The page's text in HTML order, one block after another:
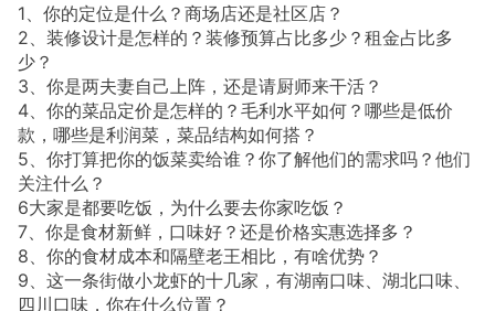
1、你的定位是什么？商场店还是社区店？
2、装修设计是怎样的？装修预算占比多少？租金占比多
少？
3、你是两夫妻自己上阵，还是请厨师来干活？
4、你的菜品定价是怎样的？毛利水平如何？哪些是低价
款，哪些是利润菜，菜品结构如何搭？
5、你打算把你的饭菜卖给谁？你了解他们的需求吗？他们
关注什么？
6大家是都要吃饭，为什么要去你家吃饭？
7、你是食材新鲜，口味好？还是价格实惠选择多？
8、你的食材成本和隔壁老王相比，有啥优势？
9、这一条街做小龙虾的十几家，有湖南口味、湖北口味、
四川口味，你在什么位置？